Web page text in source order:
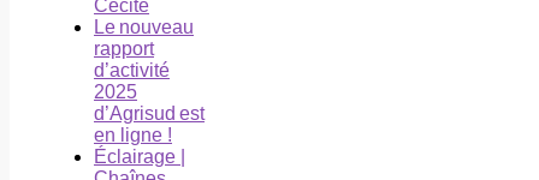
Cécité
Le nouveau
rapport
d’activité
2025
d’Agrisud est
en ligne !
Éclairage |